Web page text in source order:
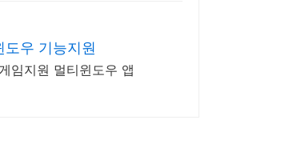
우 기능지원
임지원 멀티윈도우 앱